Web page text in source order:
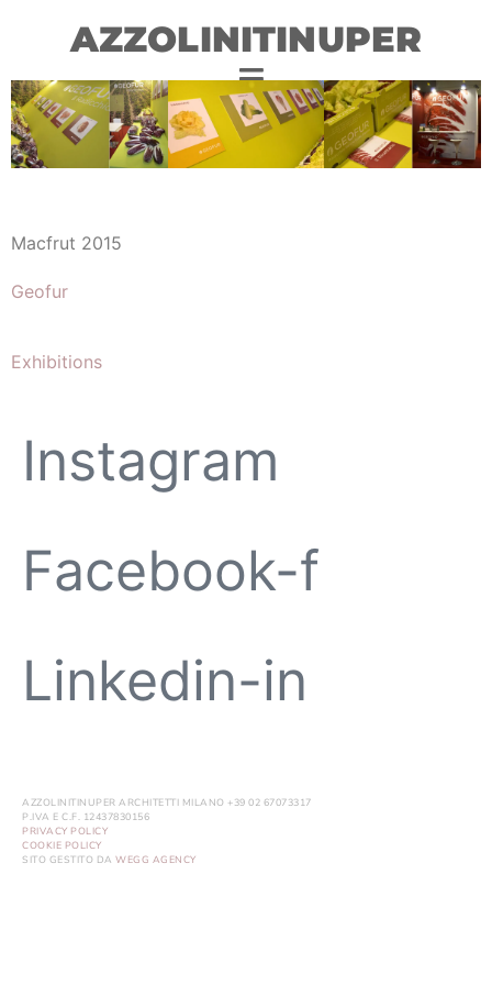
AZZOLINITINUPER
Macfrut 2015
Geofur
Exhibitions
Instagram
Facebook-f
Linkedin-in
AZZOLINITINUPER ARCHITETTI MILANO +39 02 67073317
P.IVA E C.F. 12437830156
PRIVACY POLICY
COOKIE POLICY
SITO GESTITO DA WEGG AGENCY